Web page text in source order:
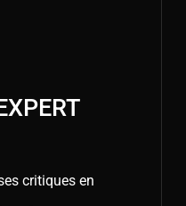
critiques en